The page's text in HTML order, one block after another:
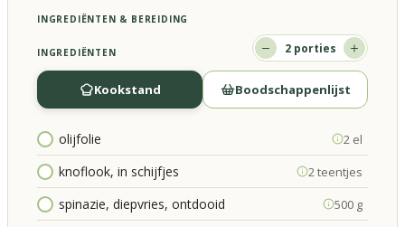
INGREDIËNTEN & BEREIDING
INGREDIËNTEN 2 porties
Kookstand Boodschappenlijst
olijfolie 2 el
knoflook, in schijfjes 2 teentjes
spinazie, diepvries, ontdooid 500 g